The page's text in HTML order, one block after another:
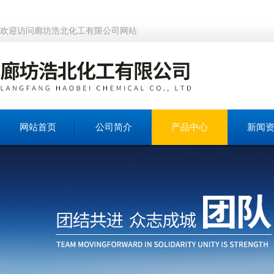
欢迎访问廊坊浩北化工有限公司网站
网站首页 公司简介 产品中心 新闻